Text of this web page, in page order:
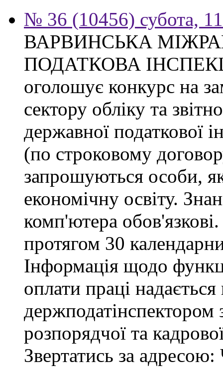
№ 36 (10456) субота,
ВАРВИНСЬКА
ПОДАТКОВА
оголошує конкурс на
сектору обліку та
державної податкової
(по строковому
запрошуються особи,
економічну освіту.
комп'ютера
протягом 30
Інформація щодо
оплати праці
держподатінспектором
розпорядчої та
Звертатись за адресою: